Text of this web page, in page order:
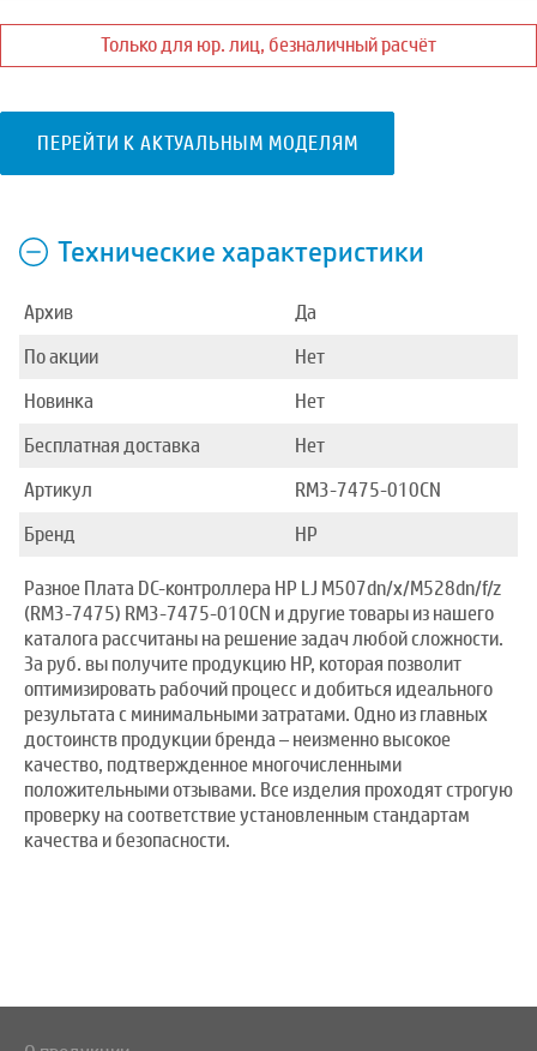
Только для юр. лиц, безналичный расчёт
ПЕРЕЙТИ К АКТУАЛЬНЫМ МОДЕЛЯМ
Технические характеристики
Архив
Да
По акции
Нет
Новинка
Нет
Бесплатная доставка
Нет
Артикул
RM3-7475-010CN
Бренд
HP
Разное Плата DC-контроллера HP LJ M507dn/x/M528dn/f/z
(RM3-7475) RM3-7475-010CN и другие товары из нашего
каталога рассчитаны на решение задач любой сложности.
За руб. вы получите продукцию HP, которая позволит
оптимизировать рабочий процесс и добиться идеального
результата с минимальными затратами. Одно из главных
достоинств продукции бренда – неизменно высокое
качество, подтвержденное многочисленными
положительными отзывами. Все изделия проходят строгую
проверку на соответствие установленным стандартам
качества и безопасности.